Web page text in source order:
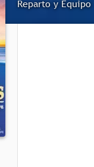
Reparto y Equipo